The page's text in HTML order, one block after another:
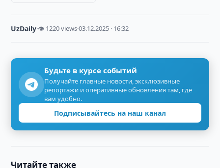
UzDaily·👁 1220 views·03.12.2025 · 16:32
Будьте в курсе событий
Получайте главные новости, эксклюзивные
репортажи и оперативные обновления там, где
вам удобно.
Подписывайтесь на наш канал
Читайте также